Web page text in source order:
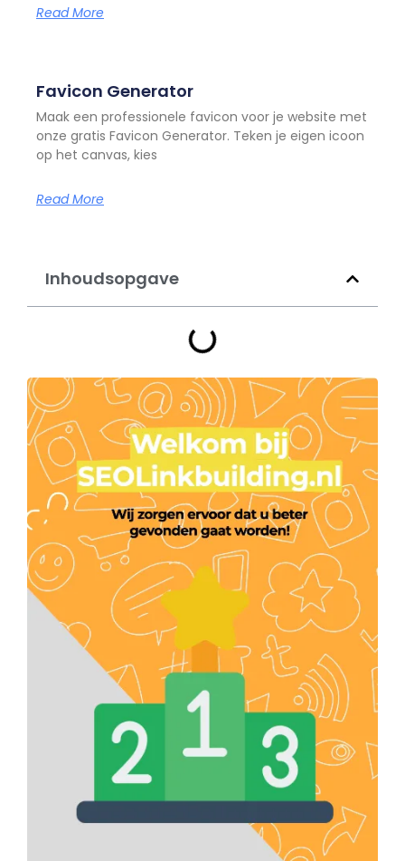
Read More
Favicon Generator
Maak een professionele favicon voor je website met
onze gratis Favicon Generator. Teken je eigen icoon
op het canvas, kies
Read More
Inhoudsopgave